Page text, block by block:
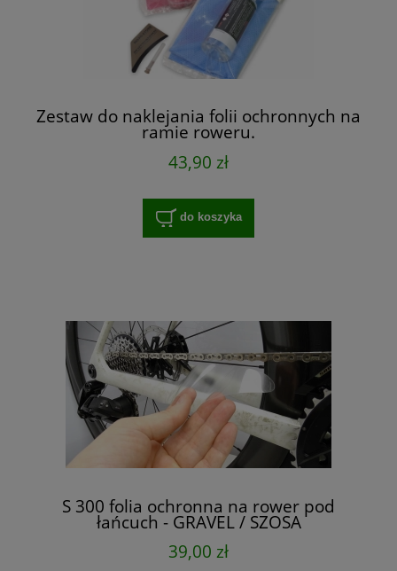
Zestaw do naklejania folii ochronnych na
ramie roweru.
43,90 zł
do koszyka
S 300 folia ochronna na rower pod
łańcuch - GRAVEL / SZOSA
39,00 zł